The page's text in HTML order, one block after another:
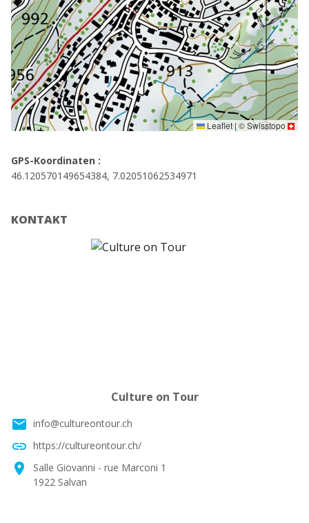
Leaflet| ©Swisstopo
GPS-Koordinaten :
46.120570149654384, 7.02051062534971
KONTAKT
Culture on Tour
email info@cultureontour.ch
link https://cultureontour.ch/
location_on
Salle Giovanni - rue Marconi 1
1922 Salvan